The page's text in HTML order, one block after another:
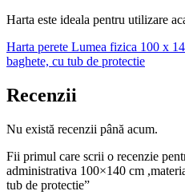
Harta este ideala pentru utilizare
Harta perete Lumea fizica 100 x
baghete, cu tub de protectie
Recenzii
Nu există recenzii până acum.
Fii primul care scrii o recenzie
administrativa 100×140 cm
tub de protectie”